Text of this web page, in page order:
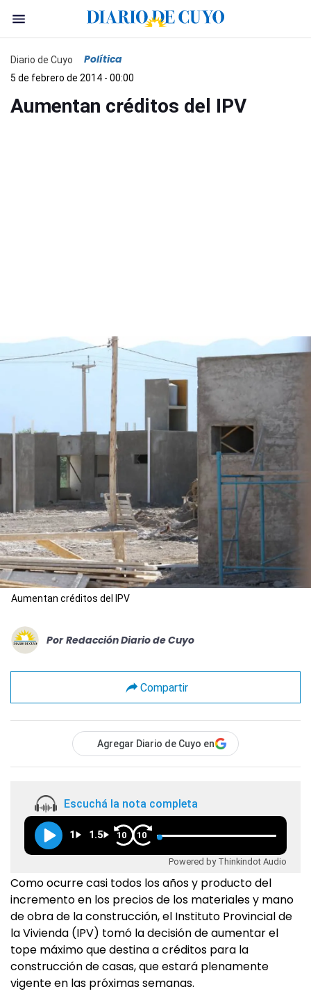
Diario de Cuyo Política
5 de febrero de 2014 - 00:00
Aumentan créditos del IPV
Aumentan créditos del IPV
Por Redacción Diario de Cuyo
Compartir
Agregar Diario de Cuyo en
Escuchá la nota completa
1 1.5 10 10
Powered by Thinkindot Audio
Como ocurre casi todos los años y producto del
incremento en los precios de los materiales y mano
de obra de la construcción, el Instituto Provincial de
la Vivienda (IPV) tomó la decisión de aumentar el
tope máximo que destina a créditos para la
construcción de casas, que estará plenamente
vigente en las próximas semanas.